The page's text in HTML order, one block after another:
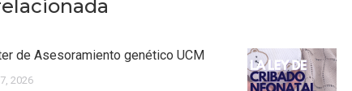
de Asesoramiento genético UCM
2026